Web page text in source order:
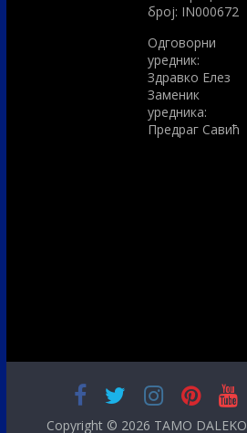
број: IN000672
Одговорни
уредник:
Здравко Елез
Заменик
уредника:
Предраг Савић
Copyright © 2026 TAMO DALEKO